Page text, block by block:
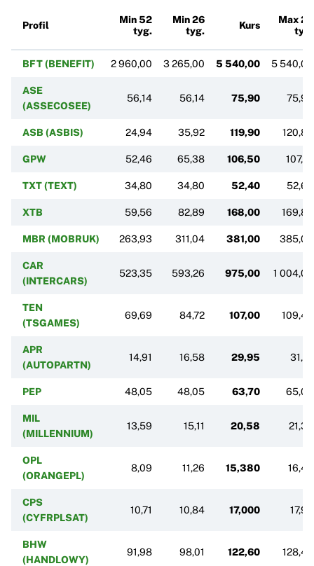
Profil
Min 52
tyg.
Min 26
tyg.
Kurs
Max 26
tyg.
BFT (BENEFIT) 2 960,00 3 265,00 5 540,00 5 540,00
ASE
(ASSECOSEE)
56,14 56,14 75,90 75,90
ASB (ASBIS) 24,94 35,92 119,90 120,80
GPW 52,46 65,38 106,50 107,10
TXT (TEXT) 34,80 34,80 52,40 52,65
XTB 59,56 82,89 168,00 169,86
MBR (MOBRUK) 263,93 311,04 381,00 385,00
CAR
(INTERCARS)
523,35 593,26 975,00 1 004,00
TEN
(TSGAMES)
69,69 84,72 107,00 109,40
APR
(AUTOPARTN)
14,91 16,58 29,95 31,15
PEP 48,05 48,05 63,70 65,00
MIL
(MILLENNIUM)
13,59 15,11 20,58 21,30
OPL
(ORANGEPL)
8,09 11,26 15,380 16,46
CPS
(CYFRPLSAT)
10,71 10,84 17,000 17,95
BHW
(HANDLOWY)
91,98 98,01 122,60 128,40